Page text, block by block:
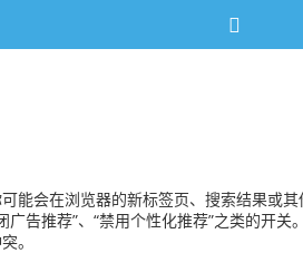
会在浏览器的新标签页、搜索结果或其
告推荐”、“禁用个性化推荐”之类的开
。